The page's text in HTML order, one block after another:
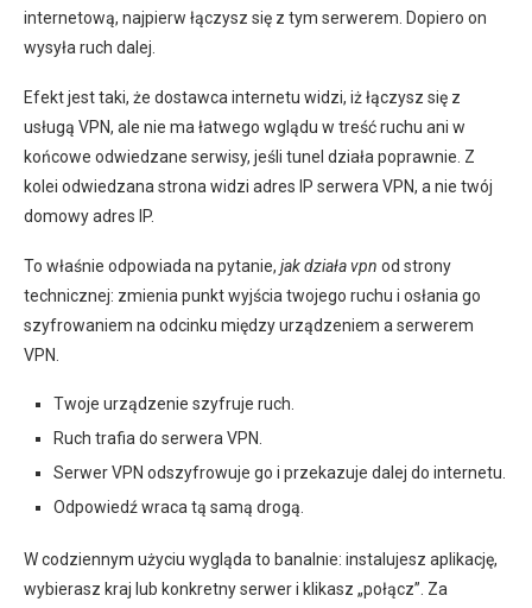
internetową, najpierw łączysz się z tym serwerem. Dopiero on
wysyła ruch dalej.
Efekt jest taki, że dostawca internetu widzi, iż łączysz się z
usługą VPN, ale nie ma łatwego wglądu w treść ruchu ani w
końcowe odwiedzane serwisy, jeśli tunel działa poprawnie. Z
kolei odwiedzana strona widzi adres IP serwera VPN, a nie twój
domowy adres IP.
To właśnie odpowiada na pytanie, jak działa vpn od strony
technicznej: zmienia punkt wyjścia twojego ruchu i osłania go
szyfrowaniem na odcinku między urządzeniem a serwerem
VPN.
Twoje urządzenie szyfruje ruch.
Ruch trafia do serwera VPN.
Serwer VPN odszyfrowuje go i przekazuje dalej do internetu.
Odpowiedź wraca tą samą drogą.
W codziennym użyciu wygląda to banalnie: instalujesz aplikację,
wybierasz kraj lub konkretny serwer i klikasz „połącz”. Za